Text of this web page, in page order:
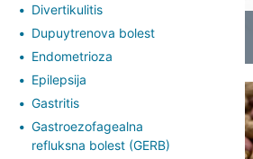
Divertikulitis
Dupuytrenova bolest
Endometrioza
Epilepsija
Gastritis
Gastroezofagealna
refluksna bolest (GERB)